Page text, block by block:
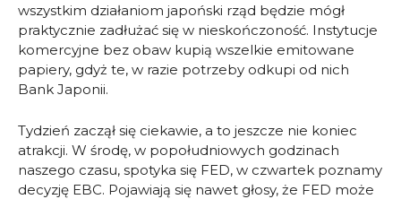
wszystkim działaniom japoński rząd będzie mógł
praktycznie zadłużać się w nieskończoność. Instytucje
komercyjne bez obaw kupią wszelkie emitowane
papiery, gdyż te, w razie potrzeby odkupi od nich
Bank Japonii.
Tydzień zaczął się ciekawie, a to jeszcze nie koniec
atrakcji. W środę, w popołudniowych godzinach
naszego czasu, spotyka się FED, w czwartek poznamy
decyzję EBC. Pojawiają się nawet głosy, że FED może